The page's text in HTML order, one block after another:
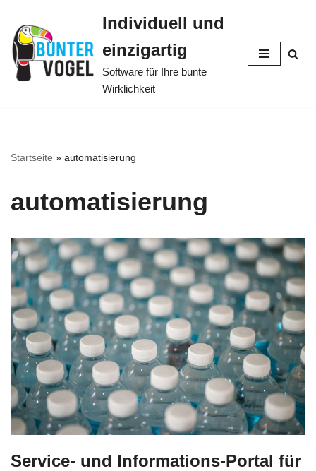
Zum
Inhalt
springen
Individuell und
einzigartig
Software für Ihre bunte
Wirklichkeit
Startseite » automatisierung
automatisierung
Service- und Informations-Portal für